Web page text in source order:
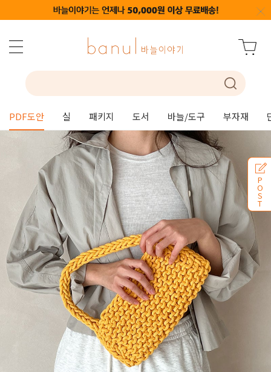
PDF도안 실 패키지 도서 바늘/도구 부자재
P
O
S
T